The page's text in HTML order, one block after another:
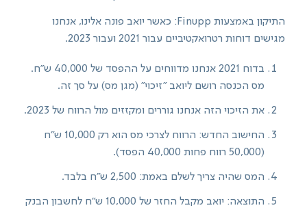
התיקון באמצעות Finupp: כאשר יואב פונה אלינו, אנחנו
מגישים דוחות רטרואקטיביים עבור 2021 ועבור 2023.
בדוח 2021 אנחנו מדווחים על ההפסד של 40,000 ש"ח.
מס הכנסה רושם ליואב "זיכוי" (מגן מס) על סך זה.
את הזיכוי הזה אנחנו גוררים ומקזזים מול הרווח של 2023.
החישוב החדש: הרווח לצרכי מס הוא רק 10,000 ש"ח
(50,000 רווח פחות 40,000 הפסד).
המס שהיה צריך לשלם באמת: 2,500 ש"ח בלבד.
התוצאה: יואב מקבל החזר של 10,000 ש"ח לחשבון הבנק